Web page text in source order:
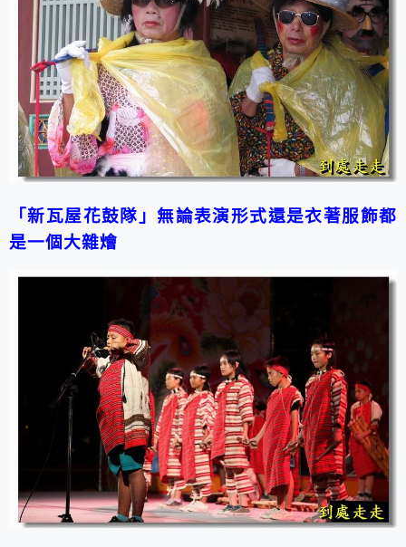
「新瓦屋花鼓隊」無論表演形式還是衣著服飾都
是一個大雜燴